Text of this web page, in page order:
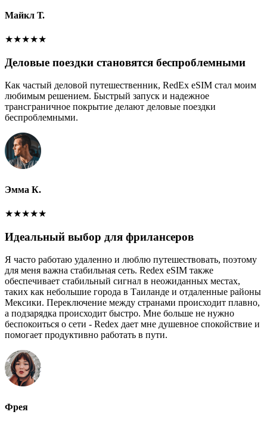
Майкл Т.
★★★★★
Деловые поездки становятся беспроблемными
Как частый деловой путешественник, RedEx eSIM стал моим
любимым решением. Быстрый запуск и надежное
трансграничное покрытие делают деловые поездки
беспроблемными.
Эмма К.
★★★★★
Идеальный выбор для фрилансеров
Я часто работаю удаленно и люблю путешествовать, поэтому
для меня важна стабильная сеть. Redex eSIM также
обеспечивает стабильный сигнал в неожиданных местах,
таких как небольшие города в Таиланде и отдаленные районы
Мексики. Переключение между странами происходит плавно,
а подзарядка происходит быстро. Мне больше не нужно
беспокоиться о сети - Redex дает мне душевное спокойствие и
помогает продуктивно работать в пути.
Фрея